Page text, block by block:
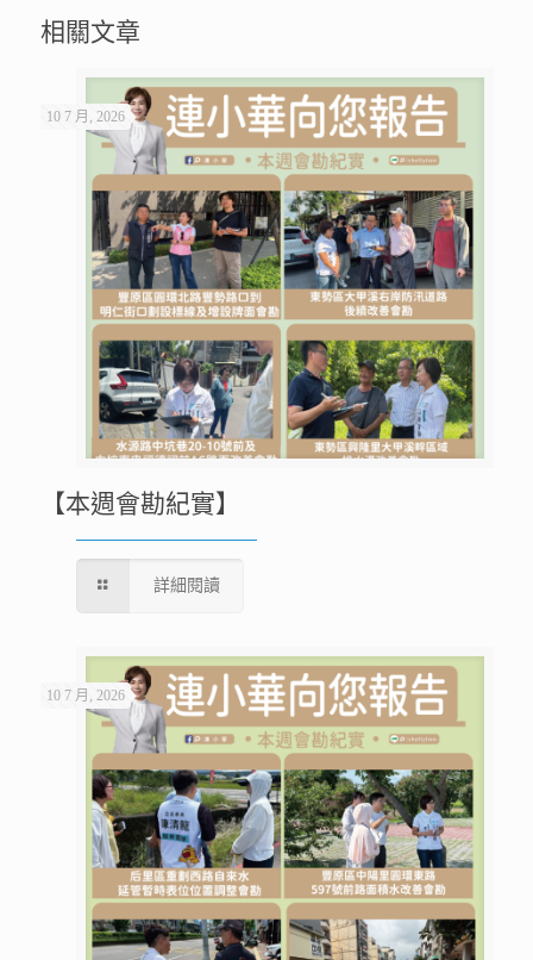
相關文章
10 7 月, 2026
【本週會勘紀實】
詳細閱讀
10 7 月, 2026